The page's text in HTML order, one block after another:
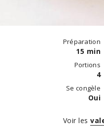
Préparation
15 min
Portions
4
Se congèle
Oui
Voir les